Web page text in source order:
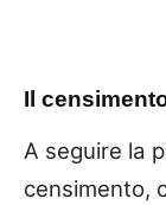
Il
A seguire la
censimento,